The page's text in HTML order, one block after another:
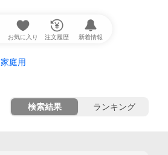
お気に入り 注文履歴 新着情報
家庭用
検索結果 ランキング